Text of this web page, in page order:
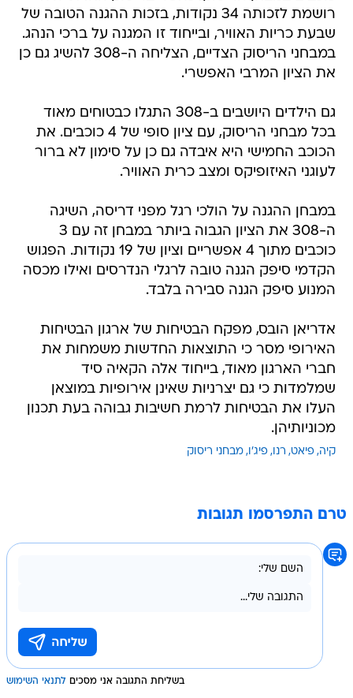
רושמת לזכותה 34 נקודות, בזכות ההגנה הטובה של
שבעת כריות האוויר, ובייחוד זו המגנה על ברכי הנהג.
במבחני הריסוק הצדיים, הצליחה ה-308 להשיג גם כן
את הציון המרבי האפשרי.
גם הילדים היושבים ב-308 התגלו כבטוחים מאוד
בכל מבחני הריסוק, עם ציון סופי של 4 כוכבים. את
הכוכב החמישי היא איבדה גם כן על סימון לא ברור
לעוגני האיזופיקס ומצב כרית האוויר.
במבחן ההגנה על הולכי רגל מפני דריסה, השיגה
ה-308 את הציון הגבוה ביותר במבחן זה עם 3
כוכבים מתוך 4 אפשריים וציון של 19 נקודות. הפגוש
הקדמי סיפק הגנה טובה לרגלי הנדרסים ואילו מכסה
המנוע סיפק הגנה סבירה בלבד.
אדריאן הובס, מפקח הבטיחות של ארגון הבטיחות
האירופי מסר כי התוצאות החדשות משמחות את
חברי הארגון מאוד, בייחוד אלה הקאיה סיד
שמלמדות כי גם יצרניות שאינן אירופיות במוצאן
העלו את הבטיחות לרמת חשיבות גבוהה בעת תכנון
מכוניותיהן.
קיה פיאט רנו פיג'ו מבחני ריסוק
טרם התפרסמו תגובות
בשליחת התגובה אני מסכים לתנאי השימוש